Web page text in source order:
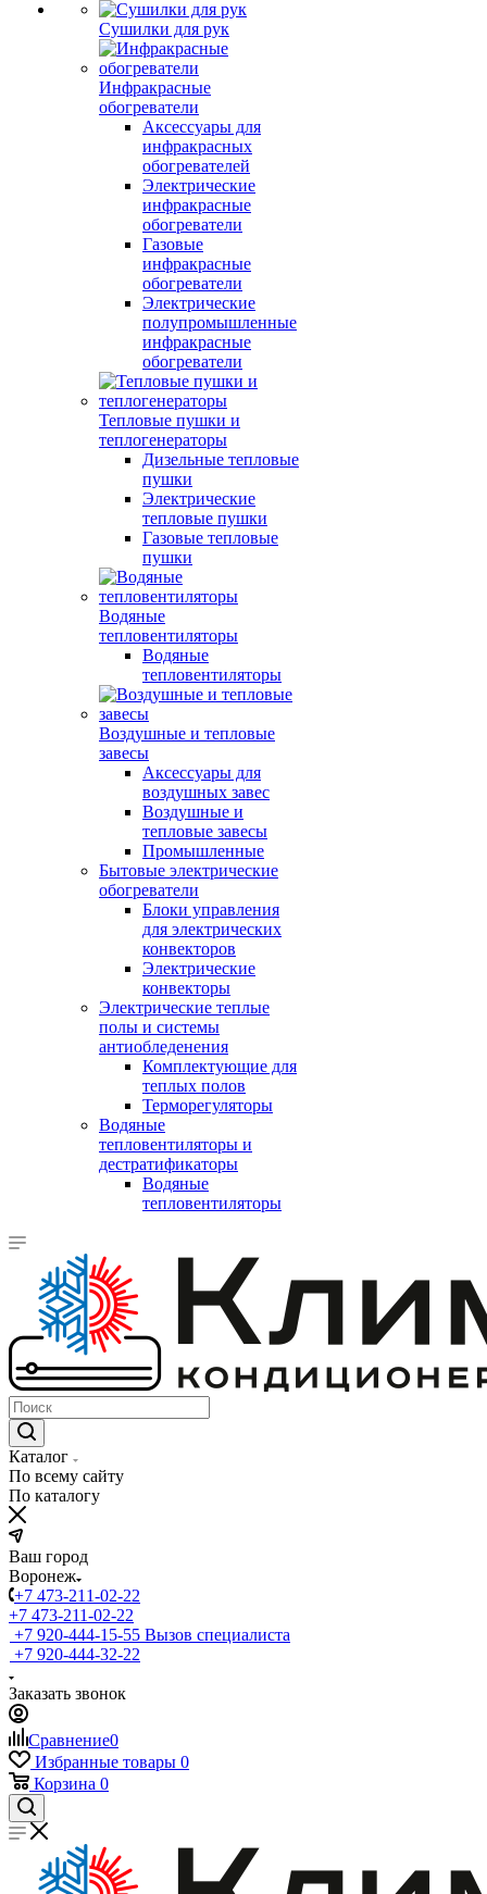
Сушилки для рук
Инфракрасные
обогреватели
Аксессуары для
инфракрасных
обогревателей
Электрические
инфракрасные
обогреватели
Газовые
инфракрасные
обогреватели
Электрические
полупромышленные
инфракрасные
обогреватели
Тепловые пушки и
теплогенераторы
Дизельные тепловые
пушки
Электрические
тепловые пушки
Газовые тепловые
пушки
Водяные
тепловентиляторы
Водяные
тепловентиляторы
Воздушные и тепловые
завесы
Аксессуары для
воздушных завес
Воздушные и
тепловые завесы
Промышленные
Бытовые электрические
обогреватели
Блоки управления
для электрических
конвекторов
Электрические
конвекторы
Электрические теплые
полы и системы
антиобледенения
Комплектующие для
теплых полов
Терморегуляторы
Водяные
тепловентиляторы и
дестратификаторы
Водяные
тепловентиляторы
Каталог
По всему сайту
По каталогу
Ваш город
Воронеж
+7 473-211-02-22
+7 473-211-02-22
+7 920-444-15-55 Вызов специалиста
+7 920-444-32-22
Заказать звонок
Сравнение0
Избранные товары 0
Корзина 0